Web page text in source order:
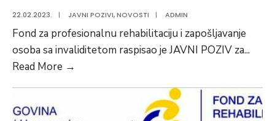
22.02.2023. | JAVNI POZIVI,NOVOSTI | ADMIN
Fond za profesionalnu rehabilitaciju i zapošljavanje
osoba sa invaliditetom raspisao je JAVNI POZIV za...
Read More →